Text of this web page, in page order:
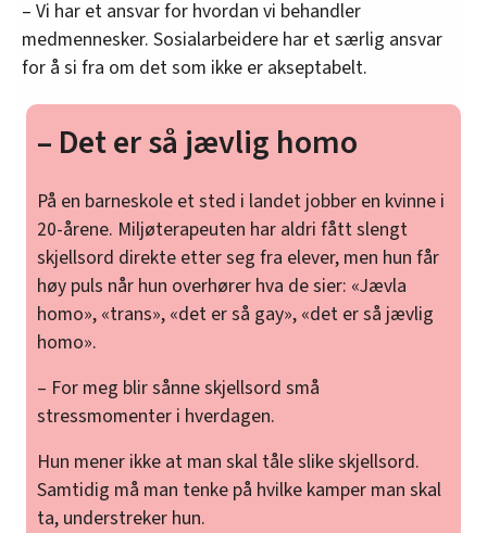
– Vi har et ansvar for hvordan vi behandler
medmennesker. Sosialarbeidere har et særlig ansvar
for å si fra om det som ikke er akseptabelt.
– Det er så jævlig homo
På en barneskole et sted i landet jobber en kvinne i
20-årene. Miljøterapeuten har aldri fått slengt
skjellsord direkte etter seg fra elever, men hun får
høy puls når hun overhører hva de sier: «Jævla
homo», «trans», «det er så gay», «det er så jævlig
homo».
– For meg blir sånne skjellsord små
stressmomenter i hverdagen.
Hun mener ikke at man skal tåle slike skjellsord.
Samtidig må man tenke på hvilke kamper man skal
ta, understreker hun.